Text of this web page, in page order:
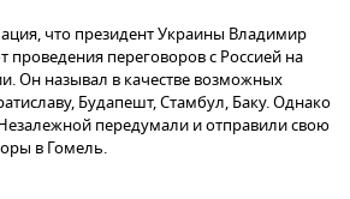
что президент Украины Владимир
проведения переговоров с Россией на
Он называл в качестве возможных
Будапешт, Стамбул, Баку. Однако
передумали и отправили свою
в Гомель.